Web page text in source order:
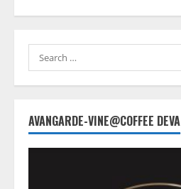
a
pe
Search
for:
AVANGARDE-VINE@COFFEE DEVA